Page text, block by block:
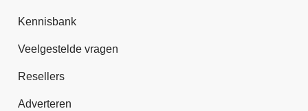
Kennisbank
Veelgestelde vragen
Resellers
Adverteren